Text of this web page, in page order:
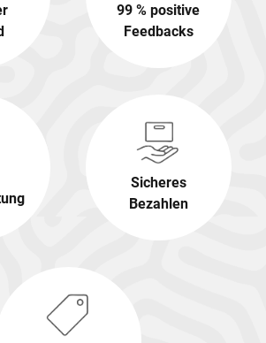
99 % positive
Feedbacks
Sicheres
Bezahlen